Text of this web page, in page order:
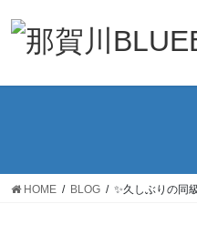
HOME BLOG ✨久しぶりの同